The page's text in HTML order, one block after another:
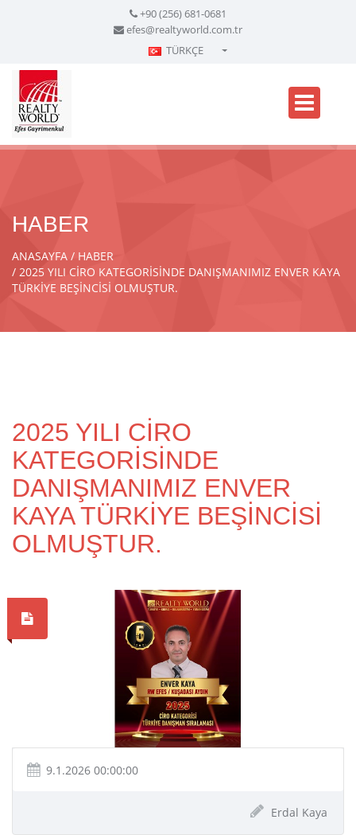
+90 (256) 681-0681
efes@realtyworld.com.tr
TÜRKÇE
HABER
ANASAYFA
HABER
2025 YILI CİRO KATEGORİSİNDE DANIŞMANIMIZ ENVER KAYA
TÜRKİYE BEŞİNCİSİ OLMUŞTUR.
2025 YILI CİRO
KATEGORİSİNDE
DANIŞMANIMIZ ENVER
KAYA TÜRKİYE BEŞİNCİSİ
OLMUŞTUR.
9.1.2026 00:00:00
Erdal Kaya